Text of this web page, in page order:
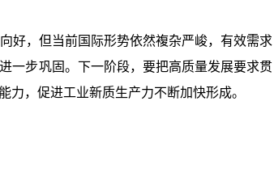
好，但当前国际形势依然複杂严峻，有效需求
一步巩固。下一阶段，要把高质量发展要求贯
，促进工业新质生产力不断加快形成。